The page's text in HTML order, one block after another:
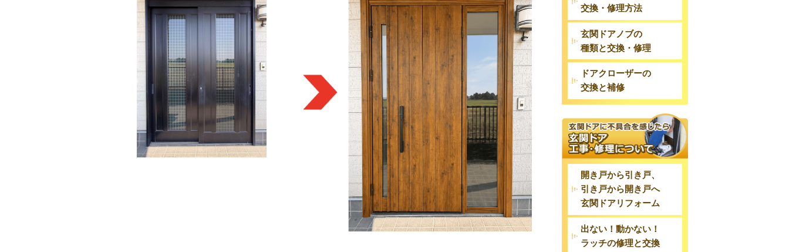
交換・修理方法
玄関ドアノブの
種類と交換・修理
ドアクローザーの
交換と補修
開き戸から引き戸、
引き戸から開き戸へ
玄関ドアリフォーム
出ない！動かない！
ラッチの修理と交換